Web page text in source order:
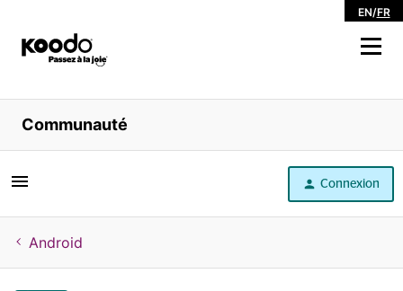
EN/FR
Magasiner
Libre service
Aide
Communauté
Connexion
Android